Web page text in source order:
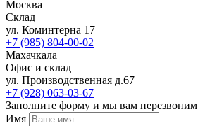
Москва
Склад
ул. Коминтерна 17
+7 (985) 804-00-02
Махачкала
Офис и склад
ул. Производственная д.67
+7 (928) 063-03-67
Заполните форму и мы вам перезвоним
Имя